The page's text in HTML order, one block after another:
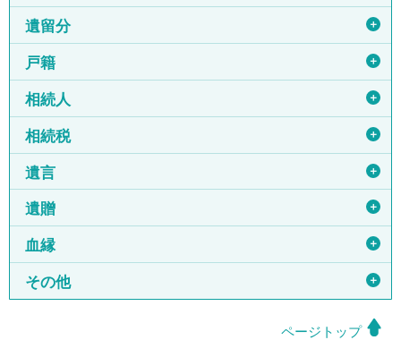
遺留分 ＋
戸籍 ＋
相続人 ＋
相続税 ＋
遺言 ＋
遺贈 ＋
血縁 ＋
その他 ＋
ページトップ